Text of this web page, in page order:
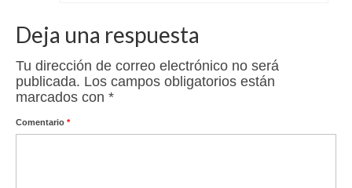
Deja una respuesta
Tu dirección de correo electrónico no será
publicada. Los campos obligatorios están
marcados con *
Comentario *